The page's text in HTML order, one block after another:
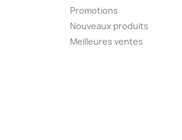
Promotions
Nouveaux produits
Meilleures ventes